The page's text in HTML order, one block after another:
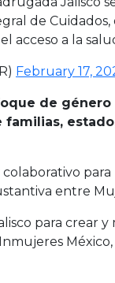
de
acceso a la
February 17,
de
entre
para crear